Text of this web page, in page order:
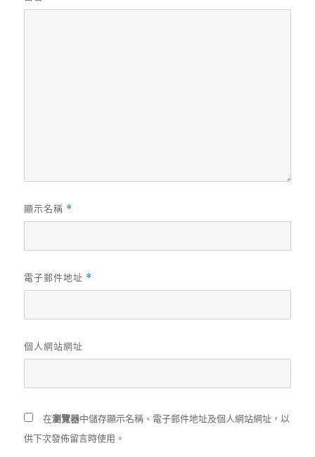
顯示名稱 *
電子郵件地址 *
個人網站網址
在瀏覽器中儲存顯示名稱、電子郵件地址及個人網站網址，以
供下次發佈留言時使用。